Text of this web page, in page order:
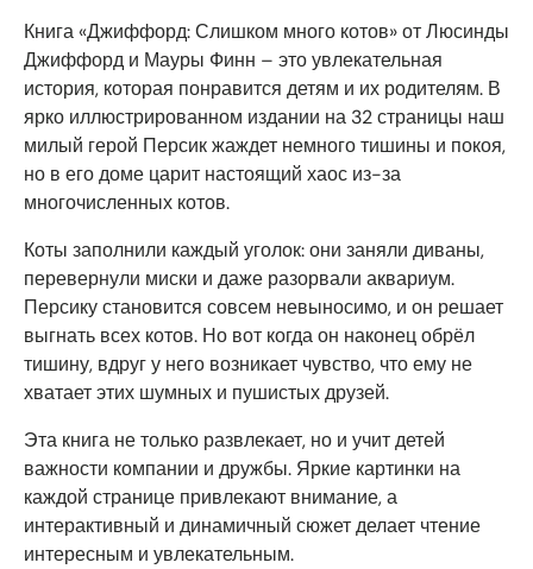
Книга «Джиффорд: Слишком много котов» от Люсинды
Джиффорд и Мауры Финн – это увлекательная
история, которая понравится детям и их родителям. В
ярко иллюстрированном издании на 32 страницы наш
милый герой Персик жаждет немного тишины и покоя,
но в его доме царит настоящий хаос из-за
многочисленных котов.
Коты заполнили каждый уголок: они заняли диваны,
перевернули миски и даже разорвали аквариум.
Персику становится совсем невыносимо, и он решает
выгнать всех котов. Но вот когда он наконец обрёл
тишину, вдруг у него возникает чувство, что ему не
хватает этих шумных и пушистых друзей.
Эта книга не только развлекает, но и учит детей
важности компании и дружбы. Яркие картинки на
каждой странице привлекают внимание, а
интерактивный и динамичный сюжет делает чтение
интересным и увлекательным.